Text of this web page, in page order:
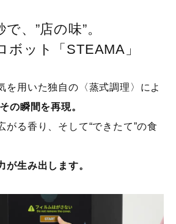
で、”店の味”。
ボット「STEAMA」
を用いた独自の〈蒸式調理〉によ
の瞬間を再現。
がる香り、そして“できたて”の食
が生み出します。